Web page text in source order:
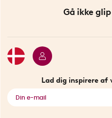
Vores
Gå ikke
Se alle
Lad dig inspirere af